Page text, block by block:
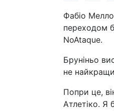
Фабіо
переходом
NoAtaque.
Бруніньо
не
Попри це,
Атлетіко. Я